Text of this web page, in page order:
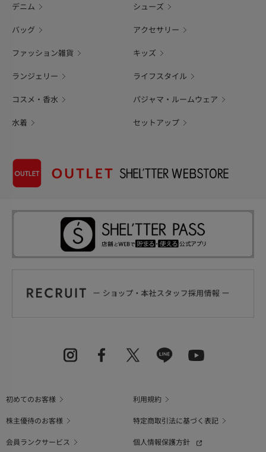
デニム シューズ
バッグ アクセサリー
ファッション雑貨 キッズ
ランジェリー ライフスタイル
コスメ・香水 パジャマ・ルームウェア
水着 セットアップ
初めてのお客様
利用規約
株主優待のお客様
特定商取引法に基づく表記
会員ランクサービス
個人情報保護方針